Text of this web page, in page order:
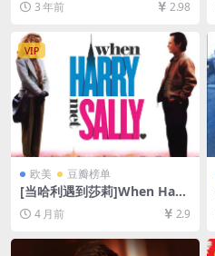
盘DVD9原盘清未删减资源][网
B][中文字幕]【手机/平板无法
在线播放，请使用电脑下载防
和谐压缩包（含解压密码）】
3 年前 2.98
VIP
欧美 豆瓣榜单
[当哈利遇到莎莉]When Harr
y Met Sally… (1989)[百度网
盘+夸克网盘1080P超清未删
减资源][网盘在线播放/下载]
[MP4/6.4GB][中英字幕]
4 月前 2.9